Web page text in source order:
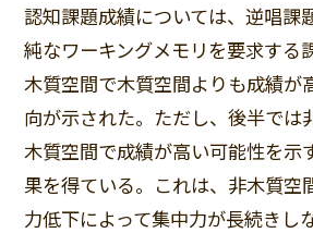
認知課題成績については、逆唱課
純なワーキングメモリを要求する
木質空間で木質空間よりも成績が
向が示された。ただし、後半では
木質空間で成績が高い可能性を示
果を得ている。これは、非木質空
力低下によって集中力が長続きし